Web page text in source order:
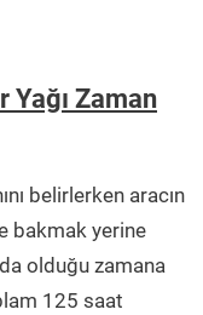
Yağı Zaman
belirlerken aracın
bakmak yerine
olduğu zamana
125 saat